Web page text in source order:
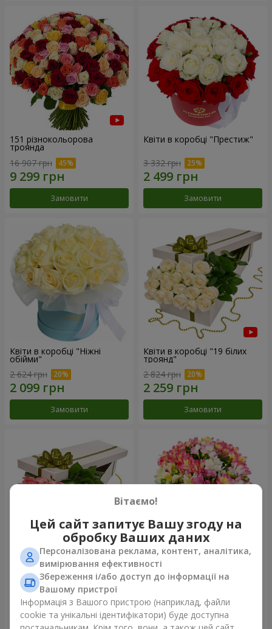
151 різнокольорова
троянда
16 907 грн
Замовити
Квіти в коробці "Престиж"
3 332 грн
Замовити
Квіти в коробці "Ніжні
обійми"
2 624 грн
Замовити
Квіти в коробці "19 білих
троянд"
2 824 грн
Замовити
Квіти в коробці "15 рожевих
троянд"
2 705 грн
Замовити
Букет "Казка для двох!"
Замовити
Вітаємо!
Цей сайт запитує Вашу згоду на
обробку Ваших даних
Персоналізована реклама, контент, аналітика,
вимірювання ефективності
Збереження і/або доступ до інформації на
Вашому пристрої
Інформація з Вашого пристрою (наприклад, файли
cookie та унікальні ідентифікатори) буде доступна